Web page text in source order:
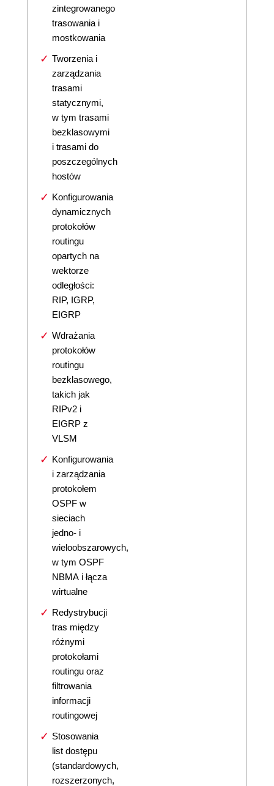
zintegrowanego
trasowania i
mostkowania
Tworzenia i
zarządzania
trasami
statycznymi,
w tym trasami
bezklasowymi
i trasami do
poszczególnych
hostów
Konfigurowania
dynamicznych
protokołów
routingu
opartych na
wektorze
odległości:
RIP, IGRP,
EIGRP
Wdrażania
protokołów
routingu
bezklasowego,
takich jak
RIPv2 i
EIGRP z
VLSM
Konfigurowania
i zarządzania
protokołem
OSPF w
sieciach
jedno- i
wieloobszarowych,
w tym OSPF
NBMA i łącza
wirtualne
Redystrybucji
tras między
różnymi
protokołami
routingu oraz
filtrowania
informacji
routingowej
Stosowania
list dostępu
(standardowych,
rozszerzonych,